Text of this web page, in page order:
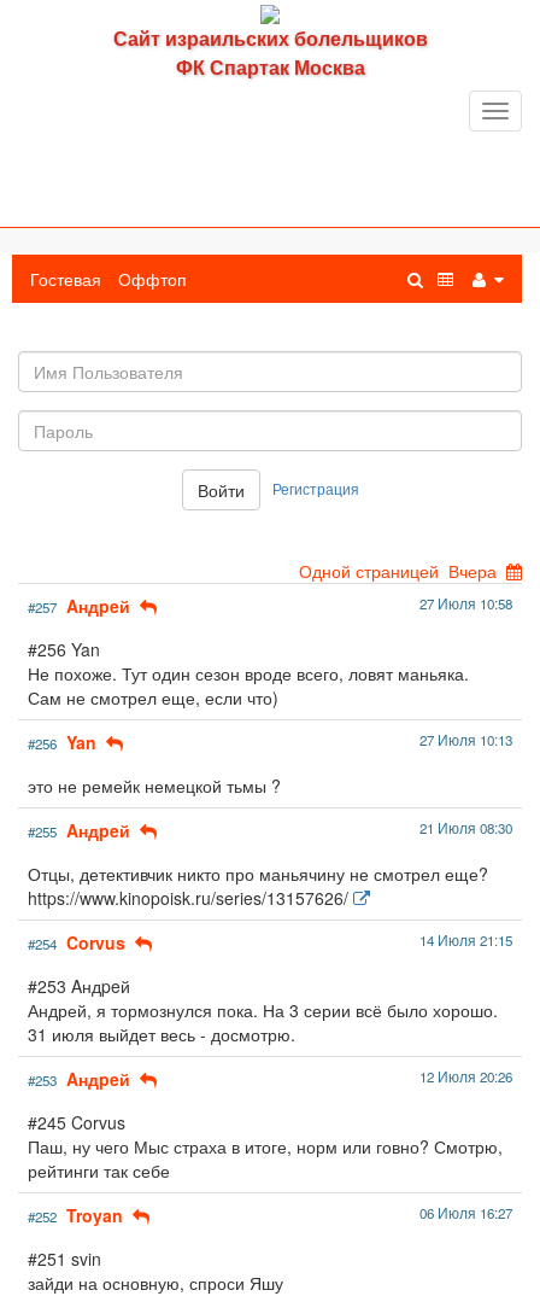
Сайт израильских болельщиков
ФК Спартак Москва
Гостевая Оффтоп
пользователя
Войти Регистрация
Одной страницей Вчера
#257 Aндpeй 27 Июля 10:58
#256 Yan
Не похоже. Тут один сезон вроде всего, ловят маньяка.
Сам не смотрел еще, если что)
#256 Yan 27 Июля 10:13
это не ремейк немецкой тьмы ?
#255 Aндpeй 21 Июля 08:30
Отцы, детективчик никто про маньячину не смотрел еще?
https://www.kinopoisk.ru/series/13157626/
#254 Corvus 14 Июля 21:15
#253 Aндpeй
Андрей, я тормознулся пока. На 3 серии всё было хорошо.
31 июля выйдет весь - досмотрю.
#253 Aндpeй 12 Июля 20:26
#245 Corvus
Паш, ну чего Мыс страха в итоге, норм или говно? Смотрю,
рейтинги так себе
#252 Troyan 06 Июля 16:27
#251 svin
зайди на основную, спроси Яшу